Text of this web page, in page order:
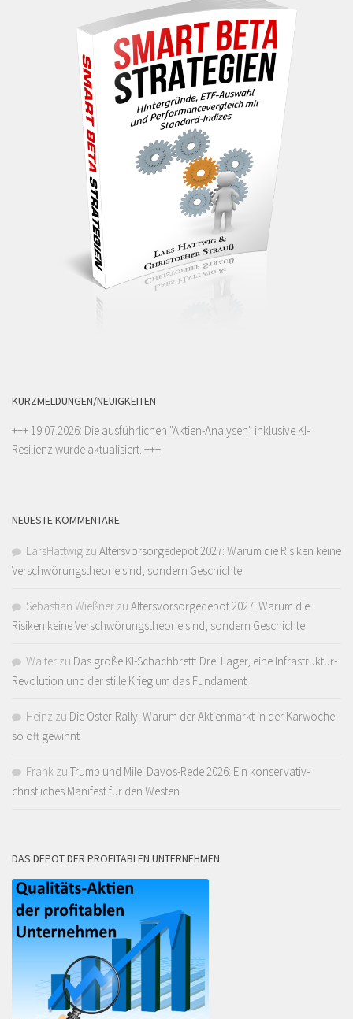
KURZMELDUNGEN/NEUIGKEITEN
+++ 19.07.2026: Die ausführlichen "Aktien-Analysen" inklusive KI-
Resilienz wurde aktualisiert. +++
NEUESTE KOMMENTARE
LarsHattwig zu Altersvorsorgedepot 2027: Warum die Risiken keine
Verschwörungstheorie sind, sondern Geschichte
Sebastian Wießner zu Altersvorsorgedepot 2027: Warum die
Risiken keine Verschwörungstheorie sind, sondern Geschichte
Walter zu Das große KI-Schachbrett: Drei Lager, eine Infrastruktur-
Revolution und der stille Krieg um das Fundament
Heinz zu Die Oster-Rally: Warum der Aktienmarkt in der Karwoche
so oft gewinnt
Frank zu Trump und Milei Davos-Rede 2026: Ein konservativ-
christliches Manifest für den Westen
DAS DEPOT DER PROFITABLEN UNTERNEHMEN